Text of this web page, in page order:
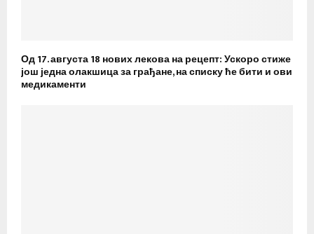
Од 17. августа 18 нових лекова на рецепт: Ускоро стиже
још једна олакшица за грађане, на списку ће бити и ови
медикаменти